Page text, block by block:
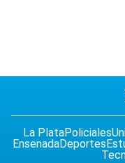
La PlataPoliciales
EnsenadaDeportes